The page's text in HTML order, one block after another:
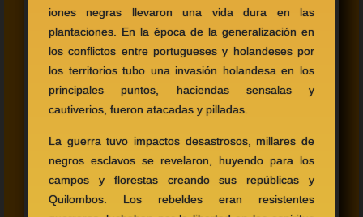
iones negras llevaron una vida dura en las
plantaciones. En la época de la generalización en
los conflictos entre portugueses y holandeses por
los territorios tubo una invasión holandesa en los
principales puntos, haciendas sensalas y
cautiverios, fueron atacadas y pilladas.
La guerra tuvo impactos desastrosos, millares de
negros esclavos se revelaron, huyendo para los
campos y florestas creando sus repúblicas y
Quilombos. Los rebeldes eran resistentes